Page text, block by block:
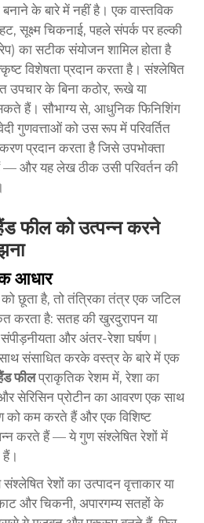
के बारे में नहीं है। एक वास्तविक
सूक्ष्म चिकनाई, पहले संपर्क पर हल्की
का सटीक संयोजन शामिल होता है
विशेषता प्रदान करता है। संश्लेषित
उपचार के बिना कठोर, रूखे या
हैं। सौभाग्य से, आधुनिक फिनिशिंग
गुणवत्ताओं को उस रूप में परिवर्तित
प्रदान करता है जिसे उपभोक्ता
— और यह लेख ठीक उसी परिवर्तन की
फील को उत्पन्न करने
आधार
छूता है, तो तंत्रिका तंत्र एक जटिल
करता है: सतह की खुरदुरापन या
और अंतर-रेशा घर्षण।
संसाधित करके वस्त्र के बारे में एक
फीलप्राकृतिक रेशम में, रेशा का
सेरिसिन प्रोटीन का आवरण एक साथ
को कम करते हैं और एक विशिष्ट
करते हैं — ये गुण संश्लेषित रेशों में
रेशों का उत्पादन वृत्ताकार या
और चिकनी, अपारगम्य सतहों के